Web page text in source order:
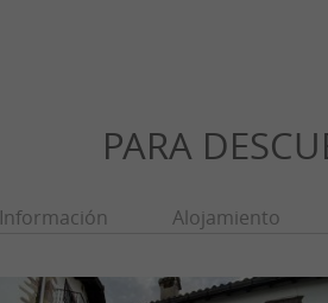
PARA
Información Alojamiento